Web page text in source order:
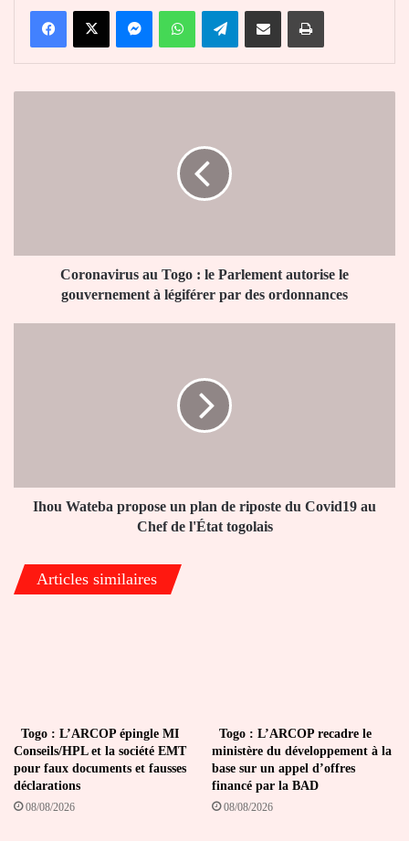
FacebookX MessengerWhatsAppTelegramPartager par email Imprimer
gouvernement
Coronavirus au Togo : le Parlement autorise le
gouvernement à légiférer par des ordonnances
Covid19
l'État
togolais
Ihou Wateba propose un plan de riposte du Covid19 au
Chef de l'État togolais
Articles similaires
Togo : L’ARCOP épingle MI
Conseils/HPL et la société EMT
pour faux documents et fausses
déclarations
08/08/2026
Togo : L’ARCOP recadre le
ministère du développement à la
base sur un appel d’offres
financé par la BAD
08/08/2026